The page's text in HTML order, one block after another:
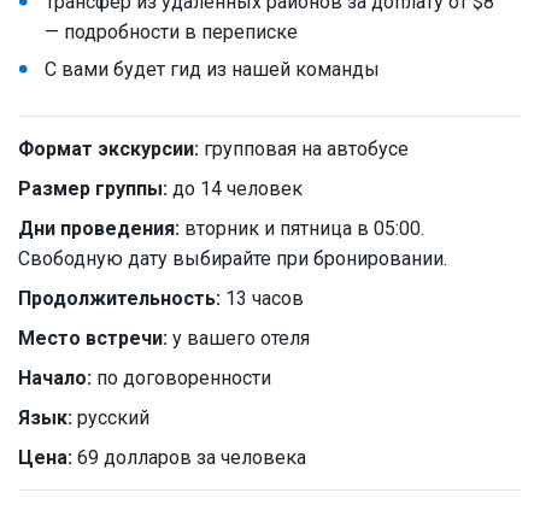
— подробности в переписке
С вами будет гид из нашей команды
Формат экскурсии: групповая на автобусе
Размер группы: до 14 человек
Дни проведения: вторник и пятница в 05:00.
Свободную дату выбирайте при бронировании.
Продолжительность: 13 часов
Место встречи: у вашего отеля
Начало: по договоренности
Язык: русский
Цена: 69 долларов за человека